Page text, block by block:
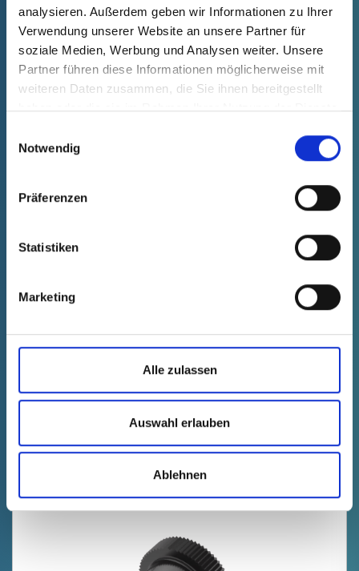
analysieren. Außerdem geben wir Informationen zu Ihrer
Verwendung unserer Website an unsere Partner für
soziale Medien, Werbung und Analysen weiter. Unsere
Partner führen diese Informationen möglicherweise mit
weiteren Daten zusammen, die Sie ihnen bereitgestellt
haben oder die sie im Rahmen Ihrer Nutzung der Dienste
Notwendig
Präferenzen
Statistiken
Marketing
Alle zulassen
Auswahl erlauben
Ablehnen
Selecție
Mostră
Cantitate (bucăți)
98501020000
Selecție
Comandă
Cantitate (bucăți)